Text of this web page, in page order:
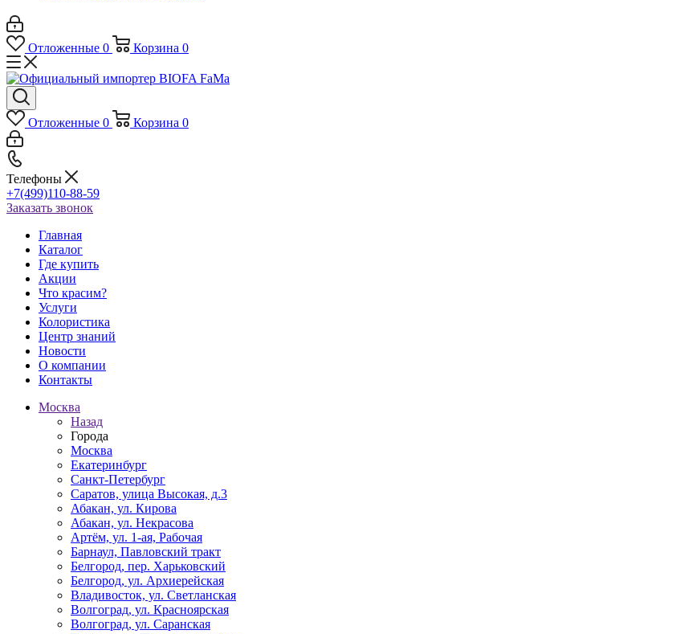
Отложенные 0 Корзина 0
Отложенные 0 Корзина 0
Телефоны
+7(499)110-88-59
Заказать звонок
Главная
Каталог
Где купить
Акции
Что красим?
Услуги
Колористика
Центр знаний
Новости
О компании
Контакты
Москва
Назад
Города
Москва
Екатеринбург
Санкт-Петербург
Саратов, улица Высокая, д.3
Абакан, ул. Кирова
Абакан, ул. Некрасова
Артём, ул. 1-ая, Рабочая
Барнаул, Павловский тракт
Белгород, пер. Харьковский
Белгород, ул. Архиерейская
Владивосток, ул. Светланская
Волгоград, ул. Красноярская
Волгоград, ул. Саранская